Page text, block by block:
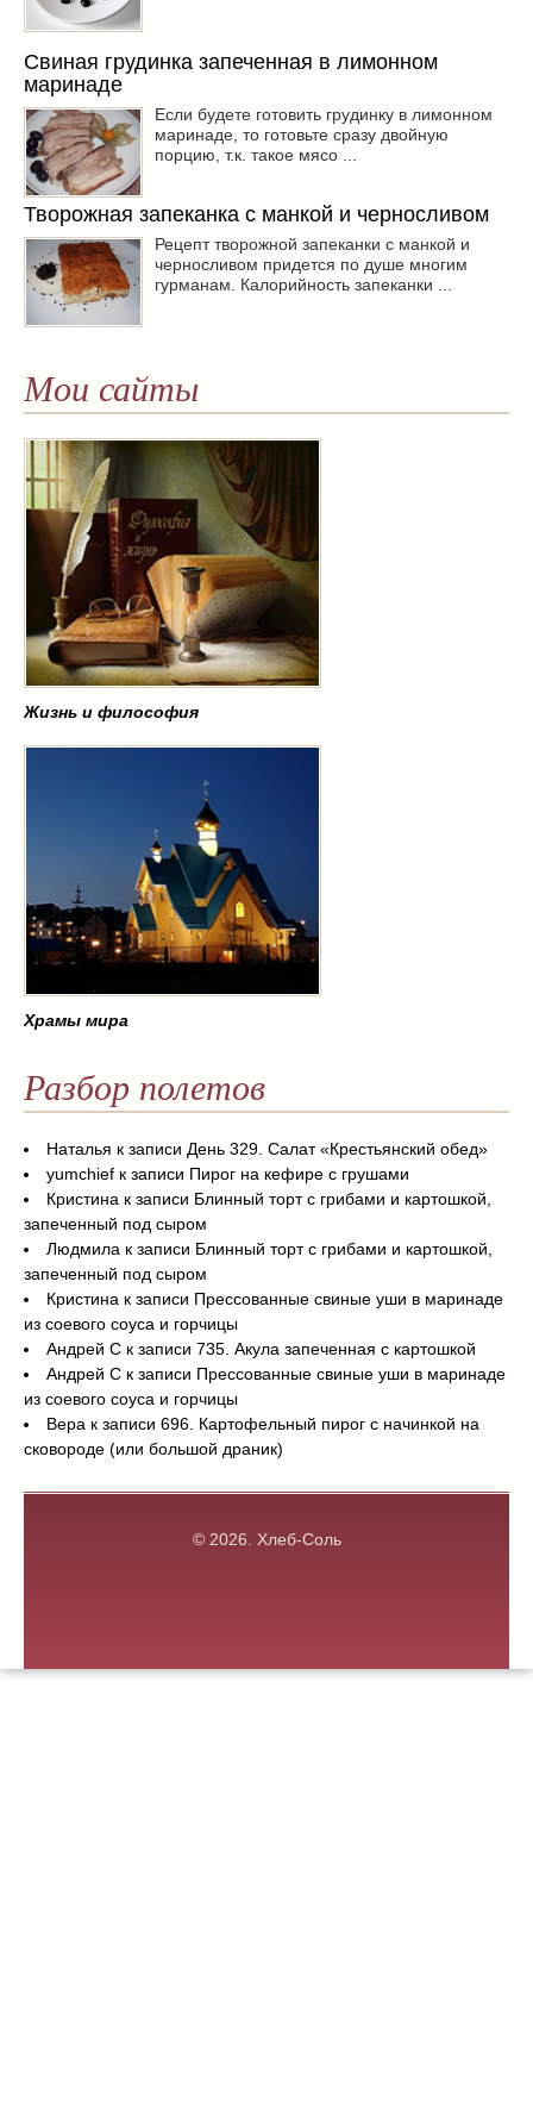
Свиная грудинка запеченная в лимонном
маринаде
Если будете готовить грудинку в лимонном
маринаде, то готовьте сразу двойную
порцию, т.к. такое мясо ...
Творожная запеканка с манкой и черносливом
Рецепт творожной запеканки с манкой и
черносливом придется по душе многим
гурманам. Калорийность запеканки ...
Мои сайты
Жизнь и философия
Храмы мира
Разбор полетов
Наталья к записи День 329. Салат «Крестьянский обед»
yumchief к записи Пирог на кефире с грушами
Кристина к записи Блинный торт с грибами и картошкой,
запеченный под сыром
Людмила к записи Блинный торт с грибами и картошкой,
запеченный под сыром
Кристина к записи Прессованные свиные уши в маринаде
из соевого соуса и горчицы
Андрей С к записи 735. Акула запеченная с картошкой
Андрей С к записи Прессованные свиные уши в маринаде
из соевого соуса и горчицы
Вера к записи 696. Картофельный пирог с начинкой на
сковороде (или большой драник)
© 2026. Хлеб-Соль